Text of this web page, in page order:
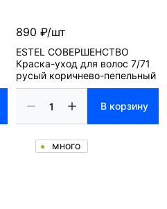
890 ₽/шт
ESTEL СОВЕРШЕНСТВО
Краска-уход для волос 7/71
русый коричнево-пепельный
В корзину
много